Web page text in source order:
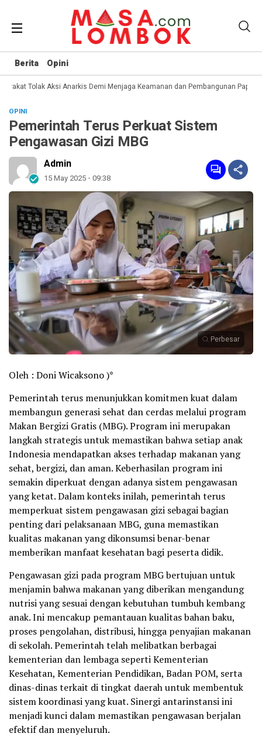
Berita Opini
Tolak Aksi Anarkis Demi Menjaga Keamanan dan Pembangunan Papua
OPINI
Pemerintah Terus Perkuat Sistem
Pengawasan Gizi MBG
Admin
15 May 2025 - 09:38
Perbesar
Oleh : Doni Wicaksono )*
Pemerintah terus menunjukkan komitmen kuat dalam
membangun generasi sehat dan cerdas melalui program
Makan Bergizi Gratis (MBG). Program ini merupakan
langkah strategis untuk memastikan bahwa setiap anak
Indonesia mendapatkan akses terhadap makanan yang
sehat, bergizi, dan aman. Keberhasilan program ini
semakin diperkuat dengan adanya sistem pengawasan
yang ketat. Dalam konteks inilah, pemerintah terus
memperkuat sistem pengawasan gizi sebagai bagian
penting dari pelaksanaan MBG, guna memastikan
kualitas makanan yang dikonsumsi benar-benar
memberikan manfaat kesehatan bagi peserta didik.
Pengawasan gizi pada program MBG bertujuan untuk
menjamin bahwa makanan yang diberikan mengandung
nutrisi yang sesuai dengan kebutuhan tumbuh kembang
anak. Ini mencakup pemantauan kualitas bahan baku,
proses pengolahan, distribusi, hingga penyajian makanan
di sekolah. Pemerintah telah melibatkan berbagai
kementerian dan lembaga seperti Kementerian
Kesehatan, Kementerian Pendidikan, Badan POM, serta
dinas-dinas terkait di tingkat daerah untuk membentuk
sistem koordinasi yang kuat. Sinergi antarinstansi ini
menjadi kunci dalam memastikan pengawasan berjalan
efektif dan menyeluruh.